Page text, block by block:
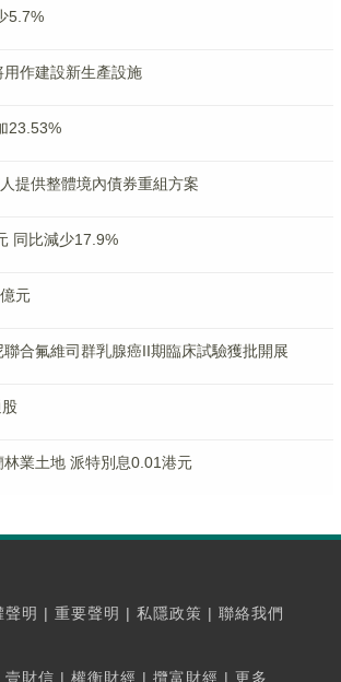
5.7%
作建設新生產設施
23.53%
提供整體境內債券重組方案
同比減少17.9%
元
合氟維司群乳腺癌II期臨床試驗獲批開展
業土地 派特別息0.01港元
聲明 | 重要聲明 | 私隱政策 | 聯絡我們
壹財信 | 權衡財經 | 攬富財經 | 更多...